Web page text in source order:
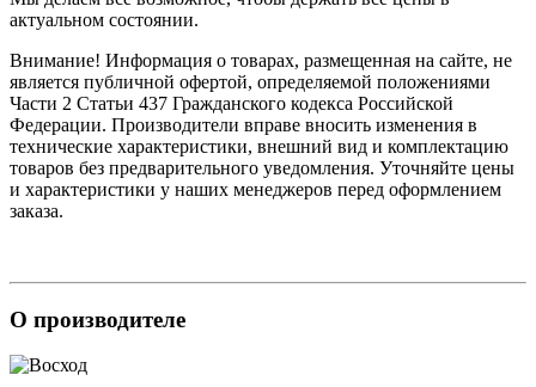
актуальном состоянии.
Внимание! Информация о товарах, размещенная на сайте, не
является публичной офертой, определяемой положениями
Части 2 Статьи 437 Гражданского кодекса Российской
Федерации. Производители вправе вносить изменения в
технические характеристики, внешний вид и комплектацию
товаров без предварительного уведомления. Уточняйте цены
и характеристики у наших менеджеров перед оформлением
заказа.
О производителе